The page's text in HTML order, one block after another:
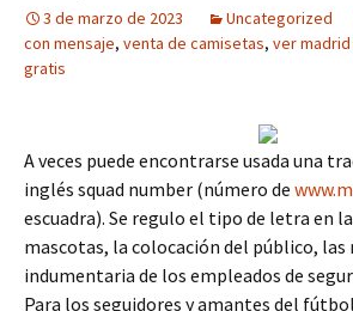
3 de marzo de 2023 Uncategorized
con mensaje, venta de camisetas, ver
gratis
A veces puede encontrarse usada una
inglés squad number (número de
escuadra). Se regulo el tipo de letra en
mascotas, la colocación del público, las
indumentaria de los empleados de
Para los seguidores y amantes del